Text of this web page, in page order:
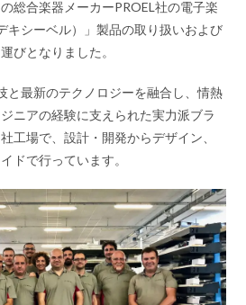
総合楽器メーカーPROEL社の電子楽
キシーベル）」製品の取り扱いおよび
びとなりました。
と最新のテクノロジーを融合し、情熱
ニアの経験に支えられた実力派ブラ
工場で、設計・開発からデザイン、
ドで行っています。